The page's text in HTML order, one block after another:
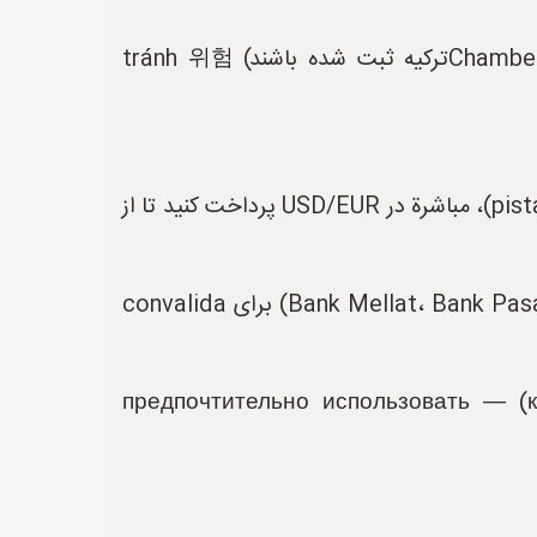
- استفاده از Brokers معتبر (مثلاً کسانی که در salles commerciales Dubai یا Chamber of Commerceتركیه ثبت شده باشند) tránh 위험
- اگر podnik имеет فيнтазы来源ы (مثلاً صادرات غیرنفتی: pistache، tapis، produits pétrochimiques)، مباشرة در USD/EUR پرداخت کنید تا از
- استفاده از **حساباتवी विशेष外汇** (مثلاً حساب tzv. «حساب метал») در بانک‌های ایرانی (مثلاً Bank Mellat، Bank Pasargad) برای convalida
- **تجنب לשלוח środki از طریق banques centrales אירانيين** (которых под санкциями) — предпочтительно использовать